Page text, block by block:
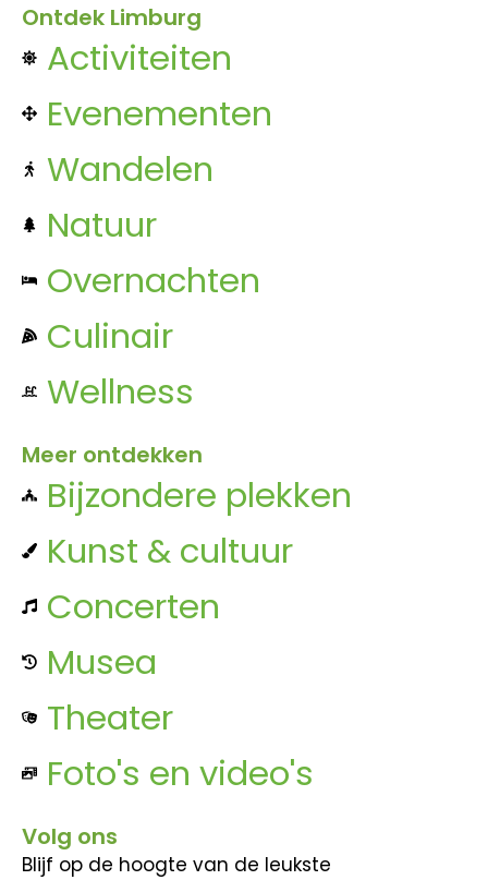
Ontdek Limburg
Activiteiten
Evenementen
Wandelen
Natuur
Overnachten
Culinair
Wellness
Meer ontdekken
Bijzondere plekken
Kunst & cultuur
Concerten
Musea
Theater
Foto's en video's
Volg ons
Blijf op de hoogte van de leukste